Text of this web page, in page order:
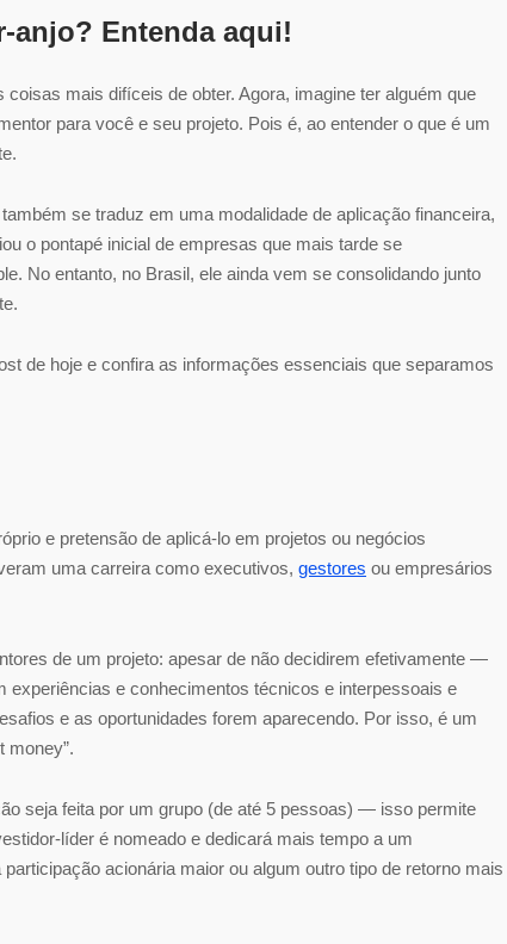
anjo? Entenda aqui!
mais difíceis de obter. Agora, imagine ter alguém que
para você e seu projeto. Pois é, ao entender o que é um
se traduz em uma modalidade de aplicação financeira,
o pontapé inicial de empresas que mais tarde se
No entanto, no Brasil, ele ainda vem se consolidando junto
de hoje e confira as informações essenciais que separamos
e pretensão de aplicá-lo em projetos ou negócios
uma carreira como executivos, gestores ou empresários
de um projeto: apesar de não decidirem efetivamente —
e conhecimentos técnicos e interpessoais e
e as oportunidades forem aparecendo. Por isso, é um
money”.
seja feita por um grupo (de até 5 pessoas) — isso permite
líder é nomeado e dedicará mais tempo a um
acionária maior ou algum outro tipo de retorno mais